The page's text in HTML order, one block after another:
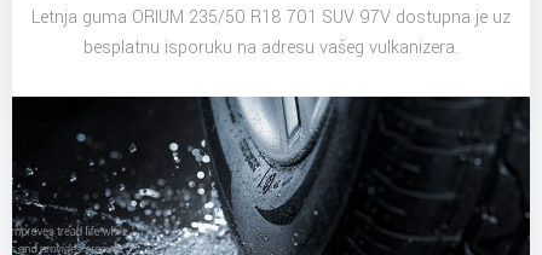
Letnja guma ORIUM 235/50 R18 701 SUV 97V dostupna je uz
besplatnu isporuku na adresu vašeg vulkanizera.